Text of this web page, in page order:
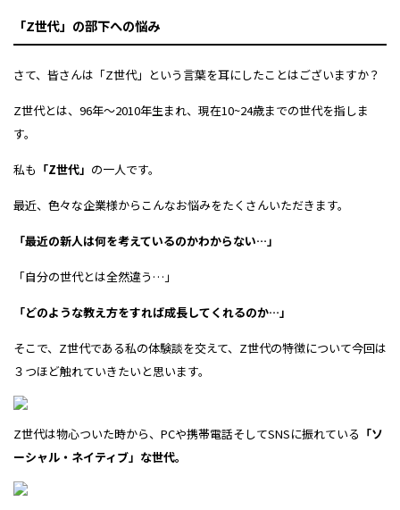
「Z世代」の部下への悩み
さて、 皆さんは「Z世代」という言葉を耳にしたことはございますか？
Z世代とは、96年～2010年生まれ、 現在10~24歳までの世代を指しま
す。
私も 「Z世代」 の一人です。
最近、色々な企業様から こんなお悩みをたくさんいただきます。
「最近の新人は何を考えているのかわからない…」
「自分の世代とは全然違う…」
「どのような教え方をすれば成長してくれるのか…」
そこで、Z世代である私の体験談を交えて、 Z世代の特徴について今回は
３つほど触れていきたいと思います。
Z世代は物心ついた時から、 PCや携帯電話そしてSNSに振れている 「ソ
ーシャル・ネイティブ」な世代。